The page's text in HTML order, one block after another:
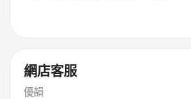
網店客服
優韻